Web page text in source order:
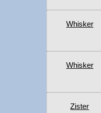
Whisker
Whisker
Zister